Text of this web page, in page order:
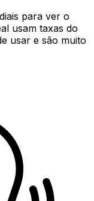
para ver o
usam taxas do
usar e são muito